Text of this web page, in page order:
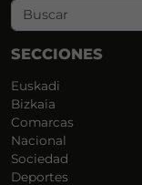
SECCIONES
Euskadi
Bizkaia
Comarcas
Nacional
Sociedad
Deportes